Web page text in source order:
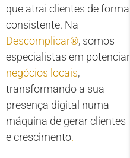
que atrai clientes de forma
consistente. Na
Descomplicar®, somos
especialistas em potenciar
negócios locais,
transformando a sua
presença digital numa
máquina de gerar clientes
e crescimento.